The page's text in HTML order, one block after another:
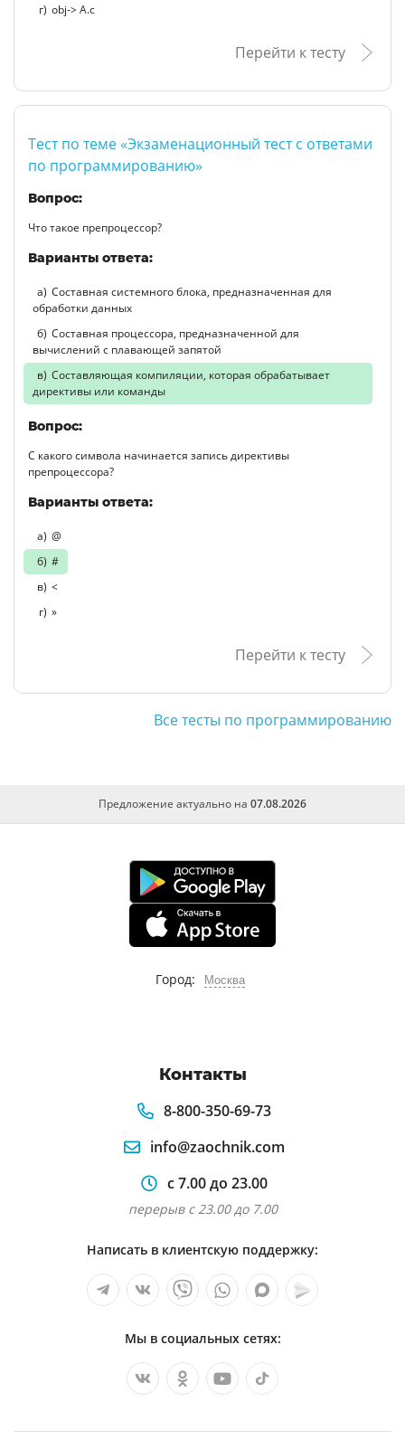
obj-> A.с
Перейти к тесту
Тест по теме «Экзаменационный тест с ответами
по программированию»
Вопрос:
Что такое препроцессор?
Варианты ответа:
Составная системного блока, предназначенная для
обработки данных
Составная процессора, предназначенной для
вычислений с плавающей запятой
Составляющая компиляции, которая обрабатывает
директивы или команды
Вопрос:
С какого символа начинается запись директивы
препроцессора?
Варианты ответа:
@
#
<
»
Перейти к тесту
Все тесты по программированию
Предложение актуально на 07.08.2026
Город: Москва
Контакты
8-800-350-69-73
info@zaochnik.com
с 7.00 до 23.00
перерыв с 23.00 до 7.00
Написать в клиентскую поддержку:
Мы в социальных сетях: